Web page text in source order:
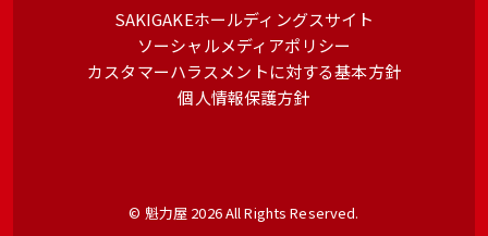
© 魁力屋 2026 All Rights Reserved.
SAKIGAKEホールディングスサイト
ソーシャルメディアポリシー
カスタマーハラスメントに対する基本方針
個人情報保護方針